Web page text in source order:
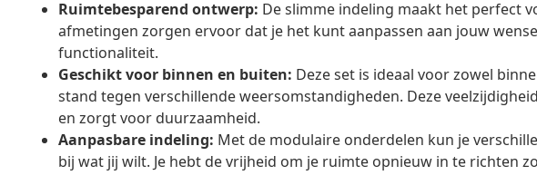
Ruimtebesparend ontwerp: De slimme indeling maakt het perfect
afmetingen zorgen ervoor dat je het kunt aanpassen aan jouw
functionaliteit.
Geschikt voor binnen en buiten: Deze set is ideaal voor zowel
stand tegen verschillende weersomstandigheden. Deze
en zorgt voor duurzaamheid.
Aanpasbare indeling: Met de modulaire onderdelen kun je
bij wat jij wilt. Je hebt de vrijheid om je ruimte opnieuw in te richten